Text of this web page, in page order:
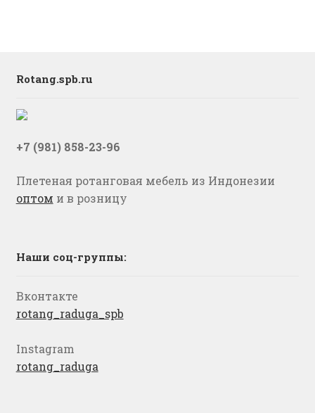
Rotang.spb.ru
+7 (981) 858-23-96
Плетеная ротанговая мебель из Индонезии
оптом и в розницу
Наши соц-группы:
Вконтакте
rotang_raduga_spb
Instagram
rotang_raduga